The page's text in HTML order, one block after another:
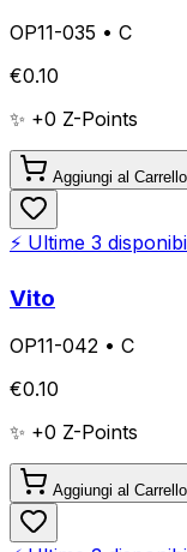
OP11-035 • C
€0.10
✨ +0 Z-Points
Aggiungi al Carrello
⚡ Ultime 3
Vito
OP11-042 • C
€0.10
✨ +0 Z-Points
Aggiungi al Carrello